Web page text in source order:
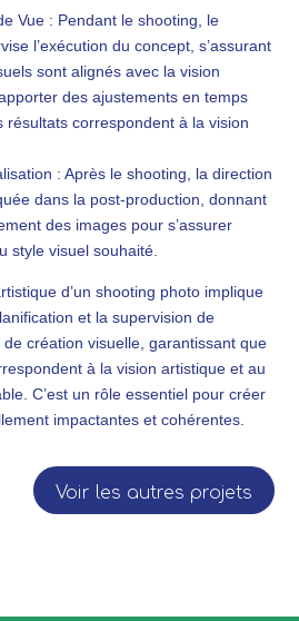
Vue : Pendant le shooting, le
l’exécution du concept, s’assurant
sont alignés avec la vision
des ajustements en temps
résultats correspondent à la vision
: Après le shooting, la direction
dans la post-production, donnant
des images pour s’assurer
style visuel souhaité.
d’un shooting photo implique
et la supervision de
de création visuelle, garantissant que
à la vision artistique et au
C’est un rôle essentiel pour créer
impactantes et cohérentes.
Voir les autres projets